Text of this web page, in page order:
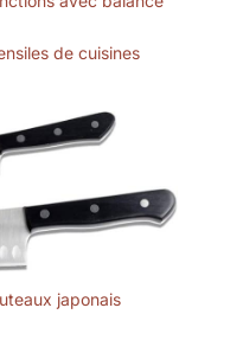
de cuisines
japonais